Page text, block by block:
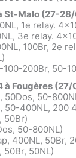
St-Malo (27-
1e relay.
3e relay.
100Br, 2e
200Br, 50-
à Fougères (27/
50Dos, 50-
50-400NL, 200
50Br)
50-800NL)
400NL, 50Br,
50Br, 50NL)